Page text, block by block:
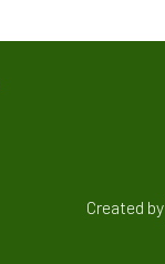
Created by